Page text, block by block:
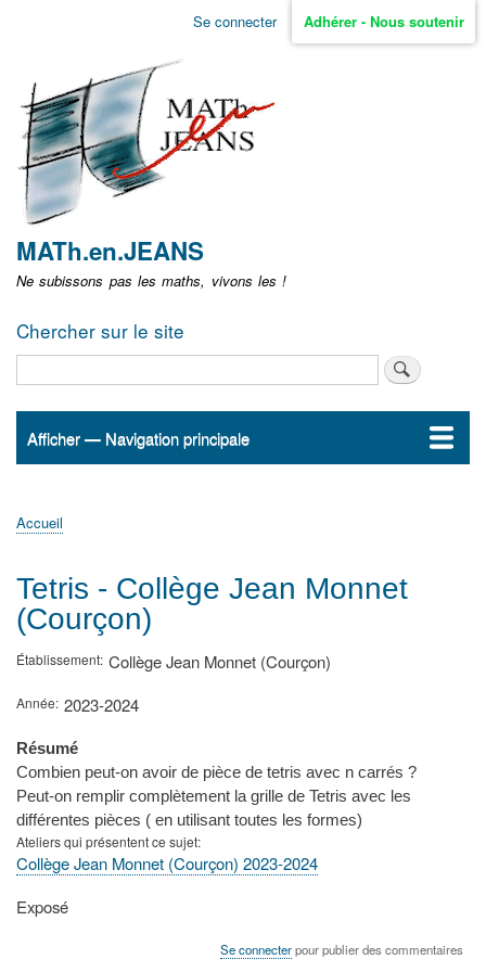
Aller
non
identifié
Se connecter Adhérer - Nous soutenir
MATh.en.JEANS
Ne subissons pas les maths, vivons les !
Chercher sur le site
Navigation
Afficher — Navigation principale
Accueil
ActualitésMATh.en.JEANS ?
Régions et Ateliers
Créer, gérer un atelier
Sujets/Publications
Congrès
d'Ariane
Accueil
Tetris - Collège Jean Monnet
(Courçon)
Établissement Collège Jean Monnet (Courçon)
Année 2023-2024
Résumé
Combien peut-on avoir de pièce de tetris avec n carrés ?
Peut-on remplir complètement la grille de Tetris avec les
différentes pièces ( en utilisant toutes les formes)
Ateliers qui présentent ce sujet
Collège Jean Monnet (Courçon) 2023-2024
Type
Exposé
Se connecterpour publier des commentaires